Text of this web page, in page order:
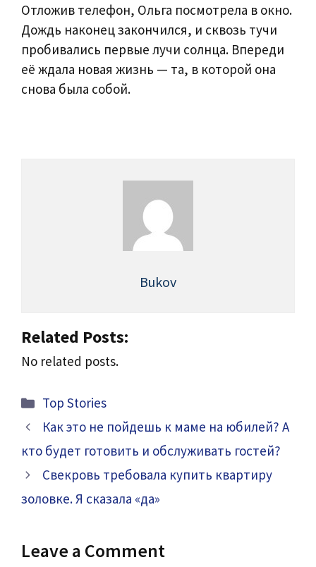
Отложив телефон, Ольга посмотрела в окно.
Дождь наконец закончился, и сквозь тучи
пробивались первые лучи солнца. Впереди
её ждала новая жизнь — та, в которой она
снова была собой.
Bukov
Related Posts:
No related posts.
Categories
Top Stories
Как это не пойдешь к маме на юбилей? А
кто будет готовить и обслуживать гостей?
Свекровь требовала купить квартиру
золовке. Я сказала «да»
Leave a Comment